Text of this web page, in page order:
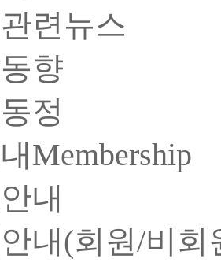
련뉴스
향
정
Membership
내
내(회원/비회